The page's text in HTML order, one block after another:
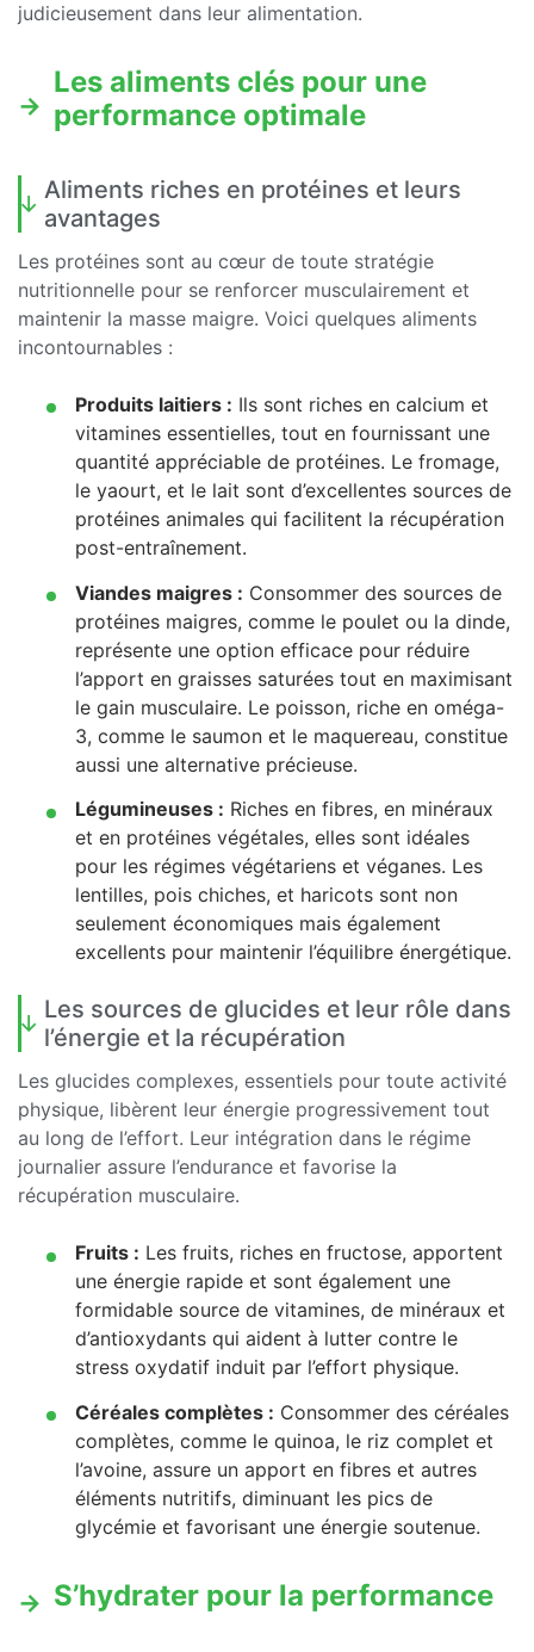
judicieusement dans leur alimentation.
Les aliments clés pour une
performance optimale
Aliments riches en protéines et leurs
avantages
Les protéines sont au cœur de toute stratégie
nutritionnelle pour se renforcer musculairement et
maintenir la masse maigre. Voici quelques aliments
incontournables :
Produits laitiers : Ils sont riches en calcium et
vitamines essentielles, tout en fournissant une
quantité appréciable de protéines. Le fromage,
le yaourt, et le lait sont d’excellentes sources de
protéines animales qui facilitent la récupération
post-entraînement.
Viandes maigres : Consommer des sources de
protéines maigres, comme le poulet ou la dinde,
représente une option efficace pour réduire
l’apport en graisses saturées tout en maximisant
le gain musculaire. Le poisson, riche en oméga-
3, comme le saumon et le maquereau, constitue
aussi une alternative précieuse.
Légumineuses : Riches en fibres, en minéraux
et en protéines végétales, elles sont idéales
pour les régimes végétariens et véganes. Les
lentilles, pois chiches, et haricots sont non
seulement économiques mais également
excellents pour maintenir l’équilibre énergétique.
Les sources de glucides et leur rôle dans
l’énergie et la récupération
Les glucides complexes, essentiels pour toute activité
physique, libèrent leur énergie progressivement tout
au long de l’effort. Leur intégration dans le régime
journalier assure l’endurance et favorise la
récupération musculaire.
Fruits : Les fruits, riches en fructose, apportent
une énergie rapide et sont également une
formidable source de vitamines, de minéraux et
d’antioxydants qui aident à lutter contre le
stress oxydatif induit par l’effort physique.
Céréales complètes : Consommer des céréales
complètes, comme le quinoa, le riz complet et
l’avoine, assure un apport en fibres et autres
éléments nutritifs, diminuant les pics de
glycémie et favorisant une énergie soutenue.
S’hydrater pour la performance